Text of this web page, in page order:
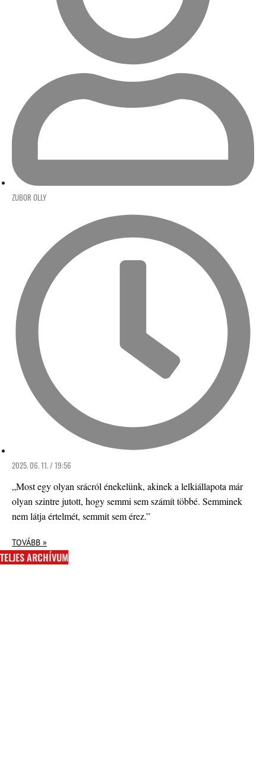
ZUBOR OLLY
2025. 06. 11. / 19:56
„Most egy olyan srácról énekelünk, akinek a lelkiállapota már
olyan szintre jutott, hogy semmi sem számít többé. Semminek
nem látja értelmét, semmit sem érez.”
TOVÁBB »
TELJES ARCHÍVUM